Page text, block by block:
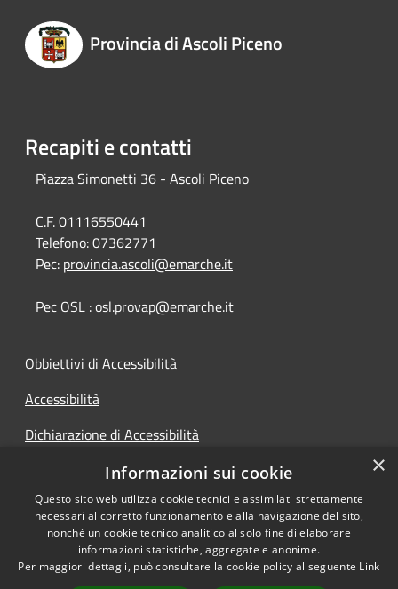
Provincia di Ascoli Piceno
Recapiti e contatti
Piazza Simonetti 36 - Ascoli Piceno
C.F. 01116550441
Telefono:07362771
Pec: provincia.ascoli@emarche.it
Pec OSL : osl.provap@emarche.it
Obbiettivi di Accessibilità
Accessibilità
Dichiarazione di Accessibilità
Accesso Civico
Accessibilità
Copyright © 2026 • Provincia di
Ascoli Piceno • Powered by
×
Informazioni sui cookie
Questo sito web utilizza cookie tecnici e assimilati strettamente
necessari al corretto funzionamento e alla navigazione del sito,
nonché un cookie tecnico analitico al solo fine di elaborare
informazioni statistiche, aggregate e anonime.
Per maggiori dettagli, può consultare la cookie policy al seguente Link